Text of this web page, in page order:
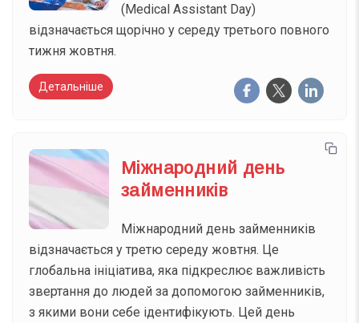
(Medical Assistant Day)
відзначається щорічно у середу третього повного
тижня жовтня.
Детальніше
Міжнародний день
займенників
Міжнародний день займенників
відзначається у третю середу жовтня. Це
глобальна ініціатива, яка підкреслює важливість
звертання до людей за допомогою займенників,
з якими вони себе ідентифікують. Цей день